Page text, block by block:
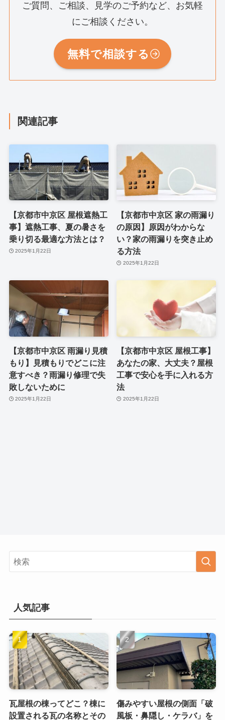
ご質問、ご相談、見学のご予約など、お気軽
にご相談ください。
無料で相談する
関連記事
【京都市中京区 屋根遮熱工
事】遮熱工事、夏の暑さを
乗り切る最適な方法とは？
2025年1月22日
【京都市中京区 家の雨漏り
の原因】原因がわからな
い？家の雨漏りを突き止め
る方法
2025年1月22日
【京都市中京区 雨漏り見積
もり】見積もりでどこに注
意すべき？雨漏り修理で失
敗しないために
2025年1月22日
【京都市中京区 屋根工事】
あなたの家、大丈夫？屋根
工事で安心を手に入れる方
法
2025年1月22日
人気記事
瓦屋根の棟ってどこ？棟に
設置される瓦の名称とその
傷みやすい屋根の側面「破
風板・鼻隠し・ケラバ」を